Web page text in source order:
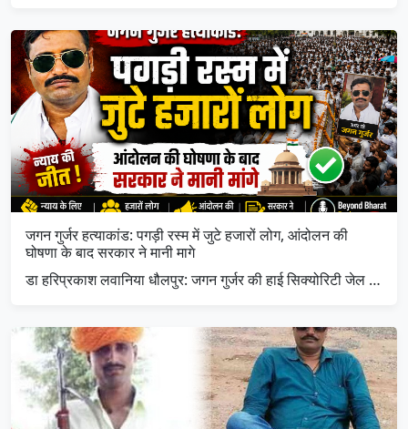
जगन गुर्जर हत्याकांड: पगड़ी रस्म में जुटे हजारों लोग, आंदोलन की
घोषणा के बाद सरकार ने मानी मागे
डा हरिप्रकाश लवानिया धौलपुर: जगन गुर्जर की हाई सिक्योरिटी जेल …